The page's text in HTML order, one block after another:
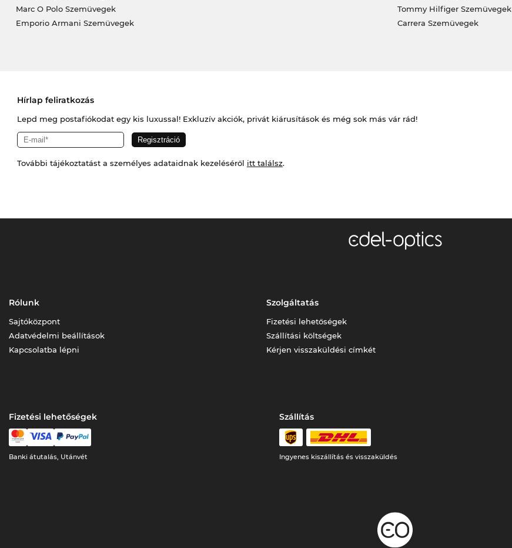
Marc O Polo Szemüvegek
Emporio Armani Szemüvegek
Tommy Hilfiger Szemüvegek
Carrera Szemüvegek
Hírlap feliratkozás
Lepd meg postafiókodat egy kis luxussal! Exkluzív akciók, privát kiárusítások és még sok más vár rád!
További tájékoztatást a személyes adataidnak kezeléséről itt találsz.
Rólunk
Sajtóközpont
Adatvédelmi beállítások
Kapcsolatba lépni
Szolgáltatás
Fizetési lehetőségek
Szállítási költségek
Kérjen visszaküldési címkét
Fizetési lehetőségek
Banki átutalás, Utánvét
Szállítás
Ingyenes kiszállítás és visszaküldés